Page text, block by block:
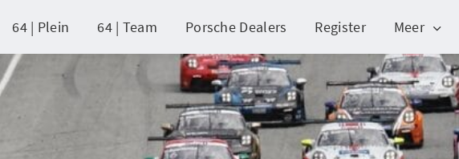
64 | Plein 64 | Team Porsche Dealers Register Meer